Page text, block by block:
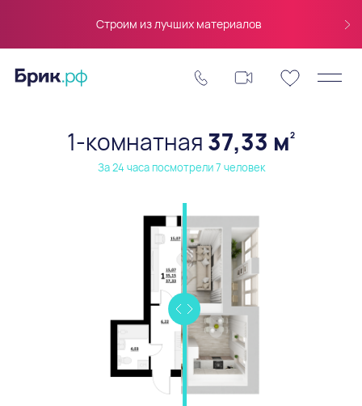
Строим из лучших материалов
1-комнатная 37,33 м2
За 24 часа посмотрели 7 человек